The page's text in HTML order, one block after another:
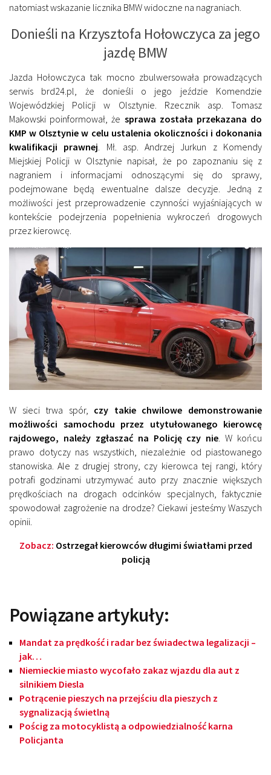
natomiast wskazanie licznika BMW widoczne na nagraniach.
Donieśli na Krzysztofa Hołowczyca za jego
jazdę BMW
Jazda Hołowczyca tak mocno zbulwersowała prowadzących
serwis brd24.pl, że donieśli o jego jeździe Komendzie
Wojewódzkiej Policji w Olsztynie. Rzecznik asp. Tomasz
Makowski poinformował, że sprawa została przekazana do
KMP w Olsztynie w celu ustalenia okoliczności i dokonania
kwalifikacji prawnej . Mł. asp. Andrzej Jurkun z Komendy
Miejskiej Policji w Olsztynie napisał, że po zapoznaniu się z
nagraniem i informacjami odnoszącymi się do sprawy,
podejmowane będą ewentualne dalsze decyzje. Jedną z
możliwości jest przeprowadzenie czynności wyjaśniających w
kontekście podejrzenia popełnienia wykroczeń drogowych
przez kierowcę.
W sieci trwa spór, czy takie chwilowe demonstrowanie
możliwości samochodu przez utytułowanego kierowcę
rajdowego, należy zgłaszać na Policję czy nie. W końcu
prawo dotyczy nas wszystkich, niezależnie od piastowanego
stanowiska. Ale z drugiej strony, czy kierowca tej rangi, który
potrafi godzinami utrzymywać auto przy znacznie większych
prędkościach na drogach odcinków specjalnych, faktycznie
spowodował zagrożenie na drodze? Ciekawi jesteśmy Waszych
opinii.
Zobacz: Ostrzegał kierowców długimi światłami przed
policją
Powiązane artykuły:
Mandat za prędkość i radar bez świadectwa legalizacji –
jak…
Niemieckie miasto wycofało zakaz wjazdu dla aut z
silnikiem Diesla
Potrącenie pieszych na przejściu dla pieszych z
sygnalizacją świetlną
Pościg za motocyklistą a odpowiedzialność karna
Policjanta